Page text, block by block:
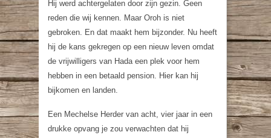
Hij werd achtergelaten door zijn gezin. Geen
reden die wij kennen. Maar Oroh is niet
gebroken. En dat maakt hem bijzonder. Nu heeft
hij de kans gekregen op een nieuw leven omdat
de vrijwilligers van Hada een plek voor hem
hebben in een betaald pension. Hier kan hij
bijkomen en landen.
Een Mechelse Herder van acht, vier jaar in een
drukke opvang je zou verwachten dat hij